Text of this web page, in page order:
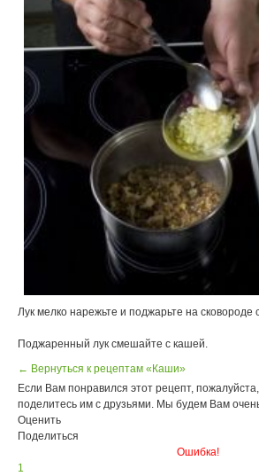
Лук мелко нарежьте и поджарьте на сковороде
Поджаренный лук смешайте с кашей.
← Вернуться к рецептам «Каши»
Если Вам понравился этот рецепт,
поделитесь им с друзьями. Мы будем Вам
Оценить
Поделиться
Ошибка!
1